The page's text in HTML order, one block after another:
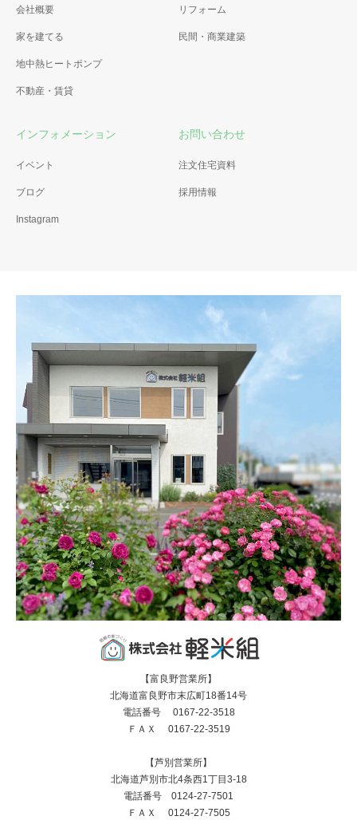
会社概要
家を建てる
地中熱ヒートポンプ
不動産・賃貸
リフォーム
民間・商業建築
インフォメーション
イベント
ブログ
Instagram
お問い合わせ
注文住宅資料
採用情報
【富良野営業所】
北海道富良野市末広町18番14号
電話番号 0167-22-3518
ＦＡＸ 0167-22-3519
【芦別営業所】
北海道芦別市北4条西1丁目3-18
電話番号 0124-27-7501
ＦＡＸ 0124-27-7505